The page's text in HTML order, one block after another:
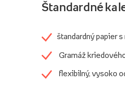
Štandardné
štandardný papier
Gramáž
flexibilný, vysoko